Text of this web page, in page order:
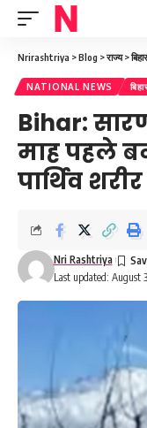
Nrirashtriya >Blog >राज्य>बिहार
NATIONAL NEWS
Bihar:
माह पहले
पार्थिव शरीर
Last updated: August
Nri Rashtriya